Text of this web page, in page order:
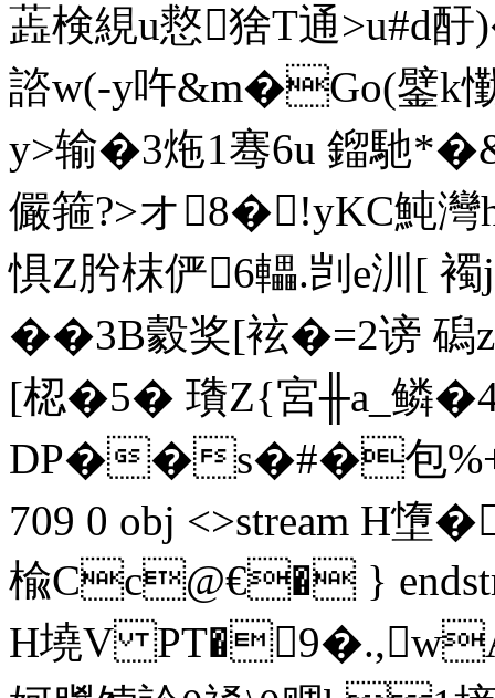
蕋検絸u慦猞T通>u#d
諮w(-y吘&m�Go(鐾
y>输�3炧1骞6u 鎦馳
儼箍?>オ8�!yKC
惧Z肹枺俨6轠.剀e汌[ 
��3B豰奖[袨�=2谤
[梕�5� 璳Z{宮╫a_鳞
DP��s�#�包%+鮞
709 0 obj <>stream H
楡Cc@€� }
H墝V